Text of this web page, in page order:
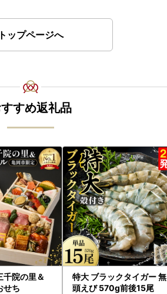
トップページへ
すめ返礼品
千院の里＆
せち
特大 ブラックタイガー 無
頭えび 570g前後15尾